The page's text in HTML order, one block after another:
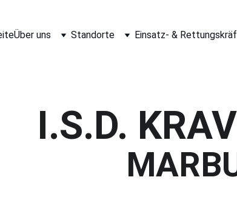
Über uns Standorte Einsatz- &
I.S.D.